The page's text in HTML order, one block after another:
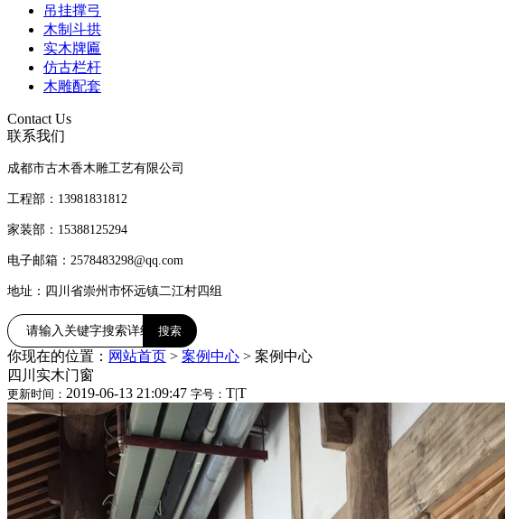
吊挂撑弓
木制斗拱
实木牌匾
仿古栏杆
木雕配套
Contact Us
联系我们
成都市古木香木雕工艺有限公司
工程部：13981831812
家装部：15388125294
电子邮箱：2578483298@qq.com
地址：四川省崇州市怀远镇二江村四组
你现在的位置： 网站首页 > 案例中心 > 案例中心
四川实木门窗
更新时间： 2019-06-13 21:09:47 字号： T|T